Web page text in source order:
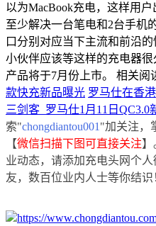
以为MacBook充电，这样用
至少解决一台笔电和2台手机
口分别对应当下主流和前沿
小伙伴应该等这样的充电器
产品将于7月份上市。
相关阅
款快充新品曝光 罗马仕在香
三剑客 罗马仕1月11日QC3.0
索"chongdiantou001 "加关注，
【微信扫描下图可直接关注】
业动态，请添加充电头网个人
友，数百位业内人士等你结识
https://